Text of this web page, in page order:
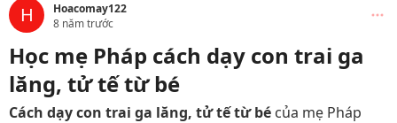
H
Hoacomay122
8 năm trước
Học mẹ Pháp cách dạy con trai ga
lăng, tử tế từ bé
Cách dạy con trai ga lăng, tử tế từ bé của mẹ Pháp